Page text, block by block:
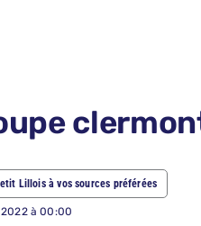
Lillois à vos sources préférées
à 00:00